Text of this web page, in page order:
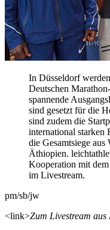
In Düsseldorf
Deutschen
spannende
sind gesetzt für die
sind zudem die
international starken
die Gesamtsiege
Äthiopien.
Kooperation mit
im Livestream.
pm/sb/jw
<link>Zum Livestream aus